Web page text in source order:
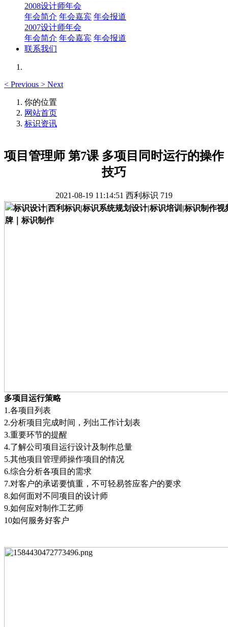
2008设计师年会
年会简介 年会嘉宾 年会报道
2007设计师年会
年会简介 年会嘉宾 年会报道
联系我们
< Previous > Next
你的位置
网站首页
标识资讯
项目管理师 第7课 多项目同时运行的操作
技巧
2021-08-19 11:14:51 西利标识 719
多项目运行策略
1.各项目列表
2.分析项目完成时间，列出工作计划表
3.重要环节的提醒
4.了解公司项目运行设计及制作总量
5.其他项目管理师操作项目的情况
6.综合分析各项目的需求
7.对客户的承诺要慎重，不可轻易答应客户的要求
8.如何面对不同项目的设计师
9.如何应对制作工艺师
10如何服务好客户